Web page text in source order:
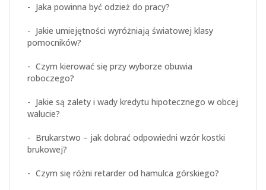
Jaka powinna być odzież do pracy?
Jakie umiejętności wyróżniają światowej klasy
pomocników?
Czym kierować się przy wyborze obuwia
roboczego?
Jakie są zalety i wady kredytu hipotecznego w obcej
walucie?
Brukarstwo – jak dobrać odpowiedni wzór kostki
brukowej?
Czym się różni retarder od hamulca górskiego?